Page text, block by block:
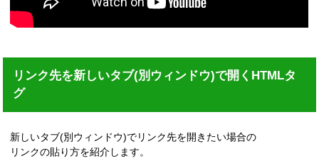
リンク先を新しいタブ(別ウィンドウ)で開くHTMLタ
グ
新しいタブ(別ウィンドウ)でリンク先を開きたい場合の
リンクの貼り方を紹介します。